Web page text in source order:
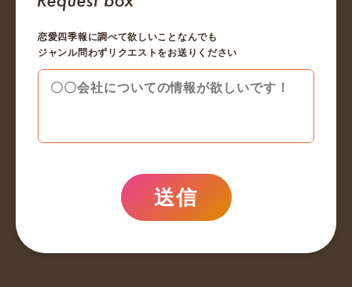
恋愛四季報に調べて欲しいことなんでも
ジャンル問わずリクエストをお送りください
送信